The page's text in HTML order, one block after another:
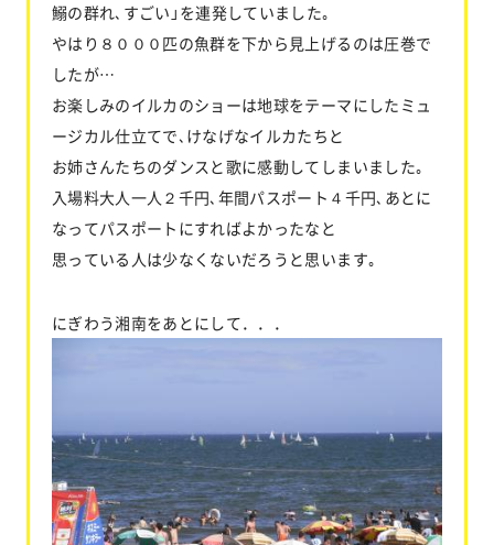
鰯の群れ､すごい」を連発していました｡
やはり８０００匹の魚群を下から見上げるのは圧巻で
したが…
お楽しみのイルカのショーは地球をテーマにしたミュ
ージカル仕立てで､けなげなイルカたちと
お姉さんたちのダンスと歌に感動してしまいました｡
入場料大人一人２千円､年間パスポート４千円､あとに
なってパスポートにすればよかったなと
思っている人は少なくないだろうと思います｡
にぎわう湘南をあとにして．．．